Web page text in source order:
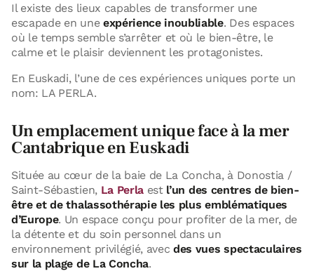
Il existe des lieux capables de transformer une
escapade en une expérience inoubliable. Des espaces
où le temps semble s’arrêter et où le bien-être, le
calme et le plaisir deviennent les protagonistes.
En Euskadi, l’une de ces expériences uniques porte un
nom: LA PERLA.
Un emplacement unique face à la mer
Cantabrique en Euskadi
Située au cœur de la baie de La Concha, à Donostia /
Saint-Sébastien, La Perla est l’un des centres de bien-
être et de thalassothérapie les plus emblématiques
d’Europe. Un espace conçu pour profiter de la mer, de
la détente et du soin personnel dans un
environnement privilégié, avecdes vues spectaculaires
sur la plage de La Concha.